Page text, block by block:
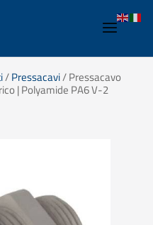
/Pressacavi/ Pressacavo
| Polyamide PA6 V-2